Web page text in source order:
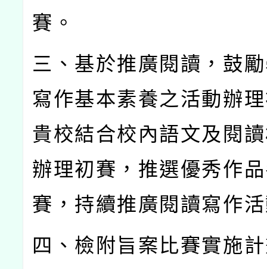
賽。
三、基於推廣閱讀，鼓
寫作基本素養之活動辦
貴校結合校內語文及閱
辦理初賽，推選優秀作
賽，持續推廣閱讀寫作
四、檢附旨案比賽實施